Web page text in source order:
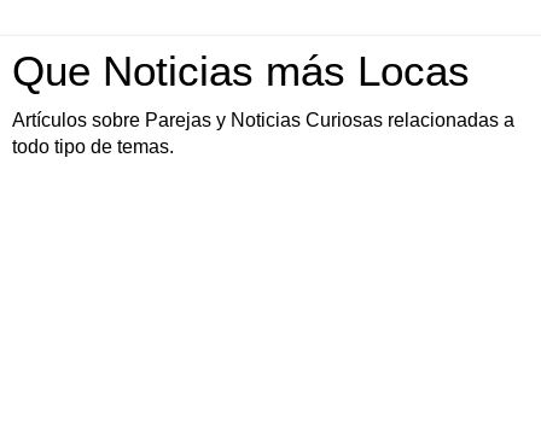
Que Noticias más Locas
Artículos sobre Parejas y Noticias Curiosas relacionadas a
todo tipo de temas.